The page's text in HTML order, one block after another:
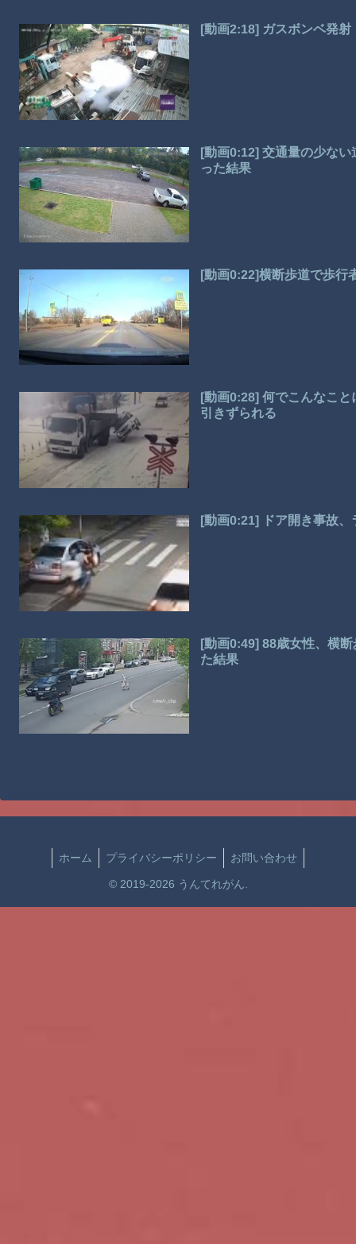
[動画2:18] ガスボンベ発
[動画0:12] 交通量の少な
った結果
[動画0:22]横断歩道で歩行
[動画0:28] 何でこんなこ
引きずられる
[動画0:21] ドア開き事故
[動画0:49] 88歳女性、横
た結果
ホーム プライバシーポリシー お問い合わせ
© 2019-2026 うんてれがん.